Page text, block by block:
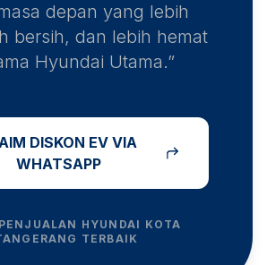
depan yang lebih
bersih, dan lebih hemat
Hyundai Utama.”
DISKON EV VIA
WHATSAPP
HYUNDAI KOTA
TERBAIK